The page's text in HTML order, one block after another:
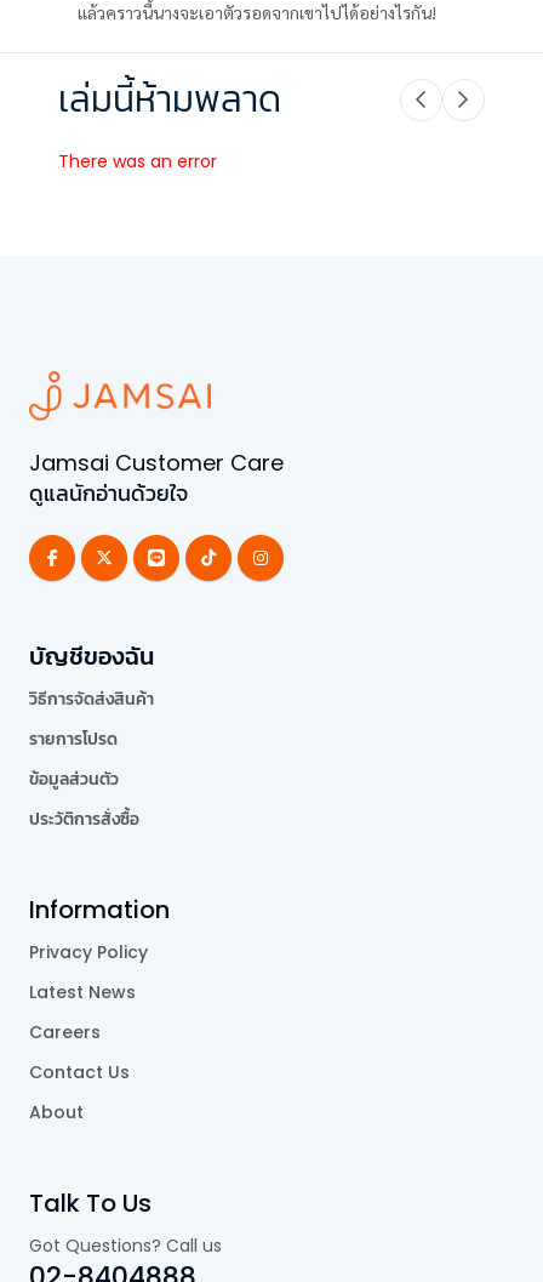
แล้วคราวนี้นางจะเอาตัวรอดจากเขาไปได้อย่างไรกัน!
เล่มนี้ห้ามพลาด
There was an error
Jamsai Customer Care
ดูแลนักอ่านด้วยใจ
บัญชีของฉัน
วิธีการจัดส่งสินค้า
รายการโปรด
ข้อมูลส่วนตัว
ประวัติการสั่งซื้อ
Information
Privacy Policy
Latest News
Careers
Contact Us
About
Talk To Us
Got Questions? Call us